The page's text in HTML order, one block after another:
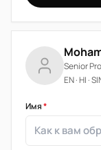
Senior
EN · HI ·
Имя*